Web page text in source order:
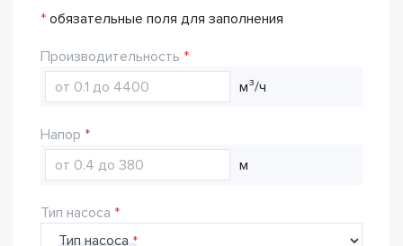
* обязательные поля для заполнения
Производительность
м³/ч
Напор
м
Тип насоса
Тип насоса